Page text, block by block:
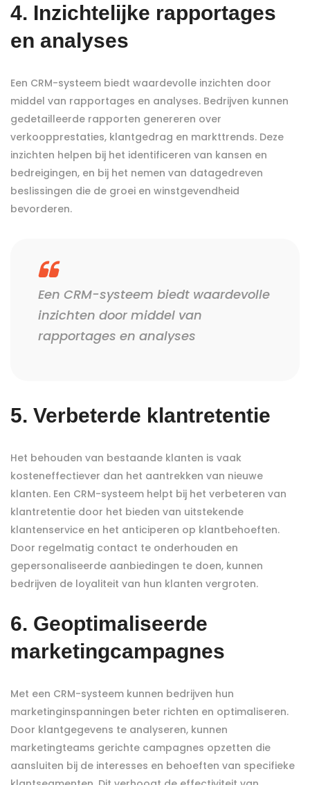
4. Inzichtelijke rapportages
en analyses
Een CRM-systeem biedt waardevolle inzichten door
middel van rapportages en analyses. Bedrijven kunnen
gedetailleerde rapporten genereren over
verkoopprestaties, klantgedrag en markttrends. Deze
inzichten helpen bij het identificeren van kansen en
bedreigingen, en bij het nemen van datagedreven
beslissingen die de groei en winstgevendheid
bevorderen.
Een CRM-systeem biedt waardevolle
inzichten door middel van
rapportages en analyses
5. Verbeterde klantretentie
Het behouden van bestaande klanten is vaak
kosteneffectiever dan het aantrekken van nieuwe
klanten. Een CRM-systeem helpt bij het verbeteren van
klantretentie door het bieden van uitstekende
klantenservice en het anticiperen op klantbehoeften.
Door regelmatig contact te onderhouden en
gepersonaliseerde aanbiedingen te doen, kunnen
bedrijven de loyaliteit van hun klanten vergroten.
6. Geoptimaliseerde
marketingcampagnes
Met een CRM-systeem kunnen bedrijven hun
marketinginspanningen beter richten en optimaliseren.
Door klantgegevens te analyseren, kunnen
marketingteams gerichte campagnes opzetten die
aansluiten bij de interesses en behoeften van specifieke